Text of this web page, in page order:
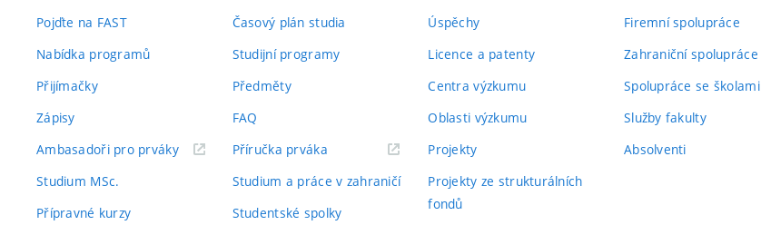
Pojďte na FAST
Nabídka programů
Přijímačky
Zápisy
Ambasadoři pro prváky(externí
Studium MSc.
Přípravné kurzy
Časový plán studia
Studijní programy
Předměty
FAQ
Příručka prváka(externí
Studium a práce v zahraničí
Studentské spolky
Úspěchy
Licence a patenty
Centra výzkumu
Oblasti výzkumu
Projekty
Projekty ze strukturálních
fondů
Firemní spolupráce
Zahraniční spolupráce
Spolupráce se školami
Služby fakulty
Absolventi